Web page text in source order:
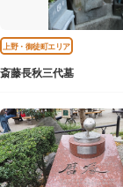
上野・御徒町エリア
斎藤長秋三代墓